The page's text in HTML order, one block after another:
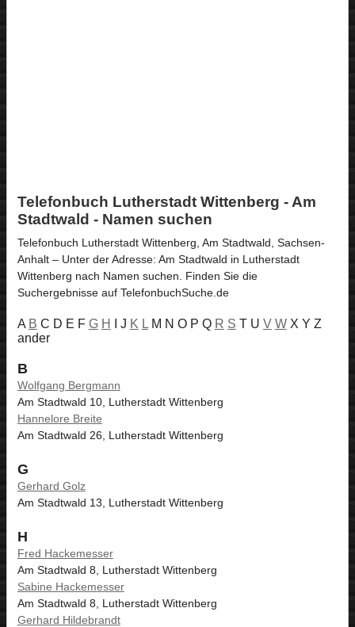
Telefonbuch Lutherstadt Wittenberg - Am
Stadtwald - Namen suchen
Telefonbuch Lutherstadt Wittenberg, Am Stadtwald, Sachsen-
Anhalt – Unter der Adresse: Am Stadtwald in Lutherstadt
Wittenberg nach Namen suchen. Finden Sie die
Suchergebnisse auf TelefonbuchSuche.de
A B C D E F G H I J K LM N O P Q R S T U V WX Y Z
ander
B
Wolfgang Bergmann
Am Stadtwald 10, Lutherstadt Wittenberg
Hannelore Breite
Am Stadtwald 26, Lutherstadt Wittenberg
G
Gerhard Golz
Am Stadtwald 13, Lutherstadt Wittenberg
H
Fred Hackemesser
Am Stadtwald 8, Lutherstadt Wittenberg
Sabine Hackemesser
Am Stadtwald 8, Lutherstadt Wittenberg
Gerhard Hildebrandt